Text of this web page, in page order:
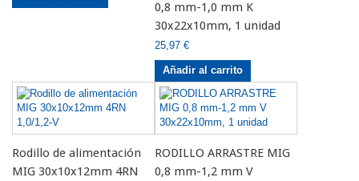
0,8 mm-1,0 mm K
30x22x10mm, 1 unidad
25,97 €
Añadir al carrito
Rodillo de alimentación
MIG 30x10x12mm 4RN
RODILLO ARRASTRE MIG
0,8 mm-1,2 mm V